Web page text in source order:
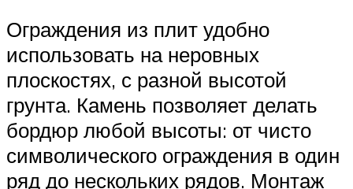
Ограждения из плит удобно
использовать на неровных
плоскостях, с разной высотой
грунта. Камень позволяет делать
бордюр любой высоты: от чисто
символического ограждения в один
ряд до нескольких рядов. Монтаж